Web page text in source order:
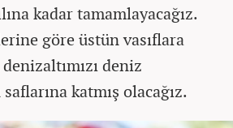
kadar tamamlayacağız.
göre üstün vasıflara
deniz
katmış olacağız.